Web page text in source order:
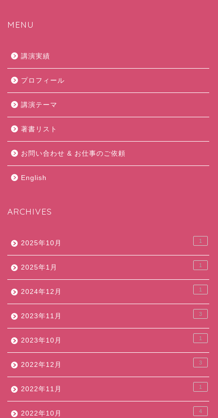
MENU
講演実績
プロフィール
講演テーマ
著書リスト
お問い合わせ & お仕事のご依頼
English
ARCHIVES
2025年10月 1
2025年1月 1
2024年12月 1
2023年11月 3
2023年10月 1
2022年12月 3
2022年11月 1
2022年10月 4